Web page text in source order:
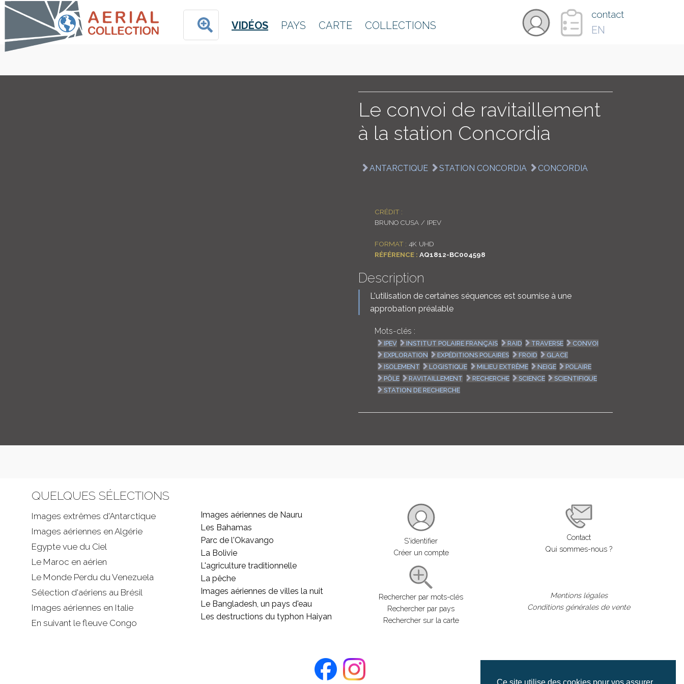
VIDÉOS PAYS CARTE COLLECTIONS
contact
EN
COLLECTIONS
Le convoi de ravitaillement
à la station Concordia
ANTARCTIQUE STATION CONCORDIA CONCORDIA
CRÉDIT :
BRUNO CUSA / IPEV
FORMAT : 4K UHD
RÉFÉRENCE : AQ1812-BC004598
Description
L'utilisation de certaines séquences est soumise à une
approbation préalable
Mots-clés :
IPEV INSTITUT POLAIRE FRANÇAIS RAID TRAVERSE
CONVOI
EXPLORATION
EXPÉDITIONS POLAIRES FROID
GLACE
ISOLEMENT
LOGISTIQUE MILIEU EXTRÊME NEIGE
POLAIRE
PÔLE
RAVITAILLEMENT RECHERCHE SCIENCE
SCIENTIFIQUE
STATION DE RECHERCHE
QUELQUES SÉLECTIONS
Images extrêmes d'Antarctique
Images aériennes en Algérie
Egypte vue du Ciel
Le Maroc en aérien
Le Monde Perdu du Venezuela
Sélection d'aériens au Brésil
Images aériennes en Italie
En suivant le fleuve Congo
Images aériennes de Nauru
Les Bahamas
Parc de l'Okavango
La Bolivie
L'agriculture traditionnelle
La pêche
Images aériennes de villes la nuit
Le Bangladesh, un pays d'eau
Les destructions du typhon Haiyan
S'identifier
Créer un compte
Rechercher par mots-clés
Rechercher par pays
Rechercher sur la carte
Contact
Qui sommes-nous ?
Mentions légales
Conditions générales de vente